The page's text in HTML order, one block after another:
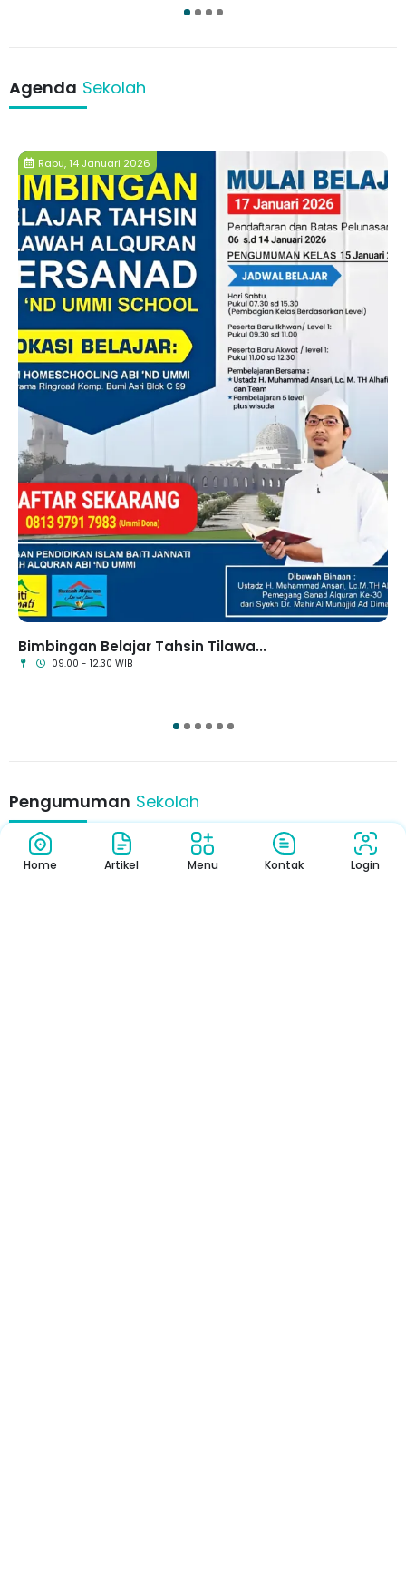
Agenda Sekolah
Rabu, 14 Januari 2026
Bimbingan Belajar Tahsin Tilawa...
09.00 - 12.30 WIB
5 6
Pengumuman Sekolah
Home Artikel Menu Kontak Login